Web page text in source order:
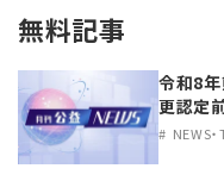
無料記事
令和8
更認定
NEWS